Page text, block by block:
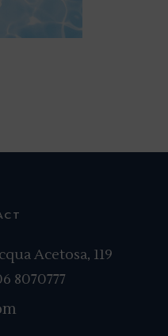
Acetosa, 119
8070777